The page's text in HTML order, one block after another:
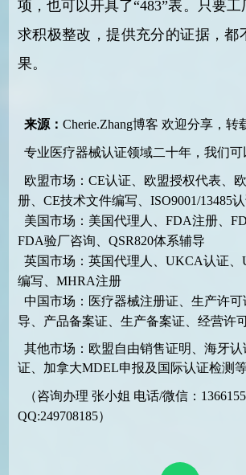
项，也可以开具了“483”表。只要
求积极整改，提供充分的证据，都
果。
来源： Cherie.Zhang博客 欢迎分享，转
专业医疗器械认证领域二十年，我们可
欧盟市场：CE认证、欧盟授权代表、
册、CE技术文件编写、ISO9001/13485
美国市场：美国代理人、FDA注册、
FDA验厂咨询、QSR820体系辅导
英国市场：英国代理人、UKCA认证
编写、MHRA注册
中国市场：医疗器械注册证、生产许
导、产品备案证、生产备案证、经营许
其他市场：欧盟自由销售证明、海牙认
证、加拿大MDEL申报及国际认证检测
（咨询办理 张小姐 电话/微信：
QQ:249708185）